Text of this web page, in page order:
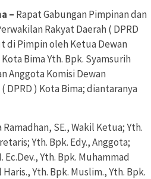
– Rapat Gabungan Pimpinan dan
Rakyat Daerah ( DPRD
di Pimpin oleh Ketua Dewan
Bima Yth. Bpk. Syamsurih
Anggota Komisi Dewan
DPRD ) Kota Bima; diantaranya
SE., Wakil Ketua; Yth.
Yth. Bpk. Edy., Anggota;
Ec.Dev., Yth. Bpk. Muhammad
Yth. Bpk. Muslim., Yth. Bpk.